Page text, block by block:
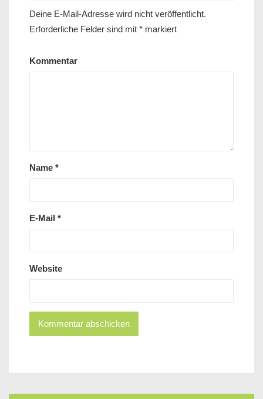
Deine E-Mail-Adresse wird nicht veröffentlicht.
Erforderliche Felder sind mit * markiert
Kommentar
Name *
E-Mail *
Website